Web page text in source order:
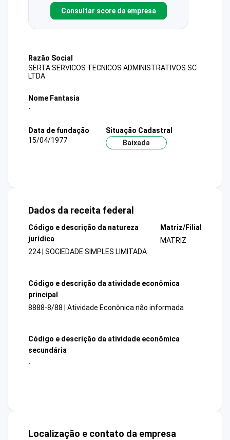
Consultar score da empresa
Razão Social
SERTA SERVICOS TECNICOS ADMINISTRATIVOS SC
LTDA
Nome Fantasia
-
Data de fundação
15/04/1977
Situação Cadastral
Baixada
Dados da receita federal
Código e descrição da natureza
jurídica
224 | SOCIEDADE SIMPLES LIMITADA
Matriz/Filial
MATRIZ
Código e descrição da atividade econômica
principal
8888-8/88 | Atividade Econônica não informada
Código e descrição da atividade econômica
secundária
-
Localização e contato da empresa